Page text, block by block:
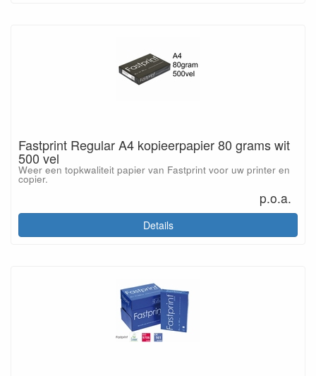
Fastprint Regular A4 kopieerpapier 80 grams wit
500 vel
Weer een topkwaliteit papier van Fastprint voor uw printer en
copier.
p.o.a.
Details